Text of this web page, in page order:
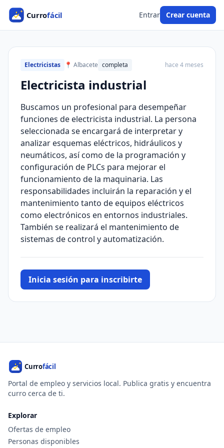
Entrar Crear cuenta
Electricistas 📍 Albacete completa hace 4 meses
Electricista industrial
Buscamos un profesional para desempeñar
funciones de electricista industrial. La persona
seleccionada se encargará de interpretar y
analizar esquemas eléctricos, hidráulicos y
neumáticos, así como de la programación y
configuración de PLCs para mejorar el
funcionamiento de la maquinaria. Las
responsabilidades incluirán la reparación y el
mantenimiento tanto de equipos eléctricos
como electrónicos en entornos industriales.
También se realizará el mantenimiento de
sistemas de control y automatización.
Inicia sesión para inscribirte
Portal de empleo y servicios local. Publica gratis y encuentra
curro cerca de ti.
Explorar
Ofertas de empleo
Personas disponibles